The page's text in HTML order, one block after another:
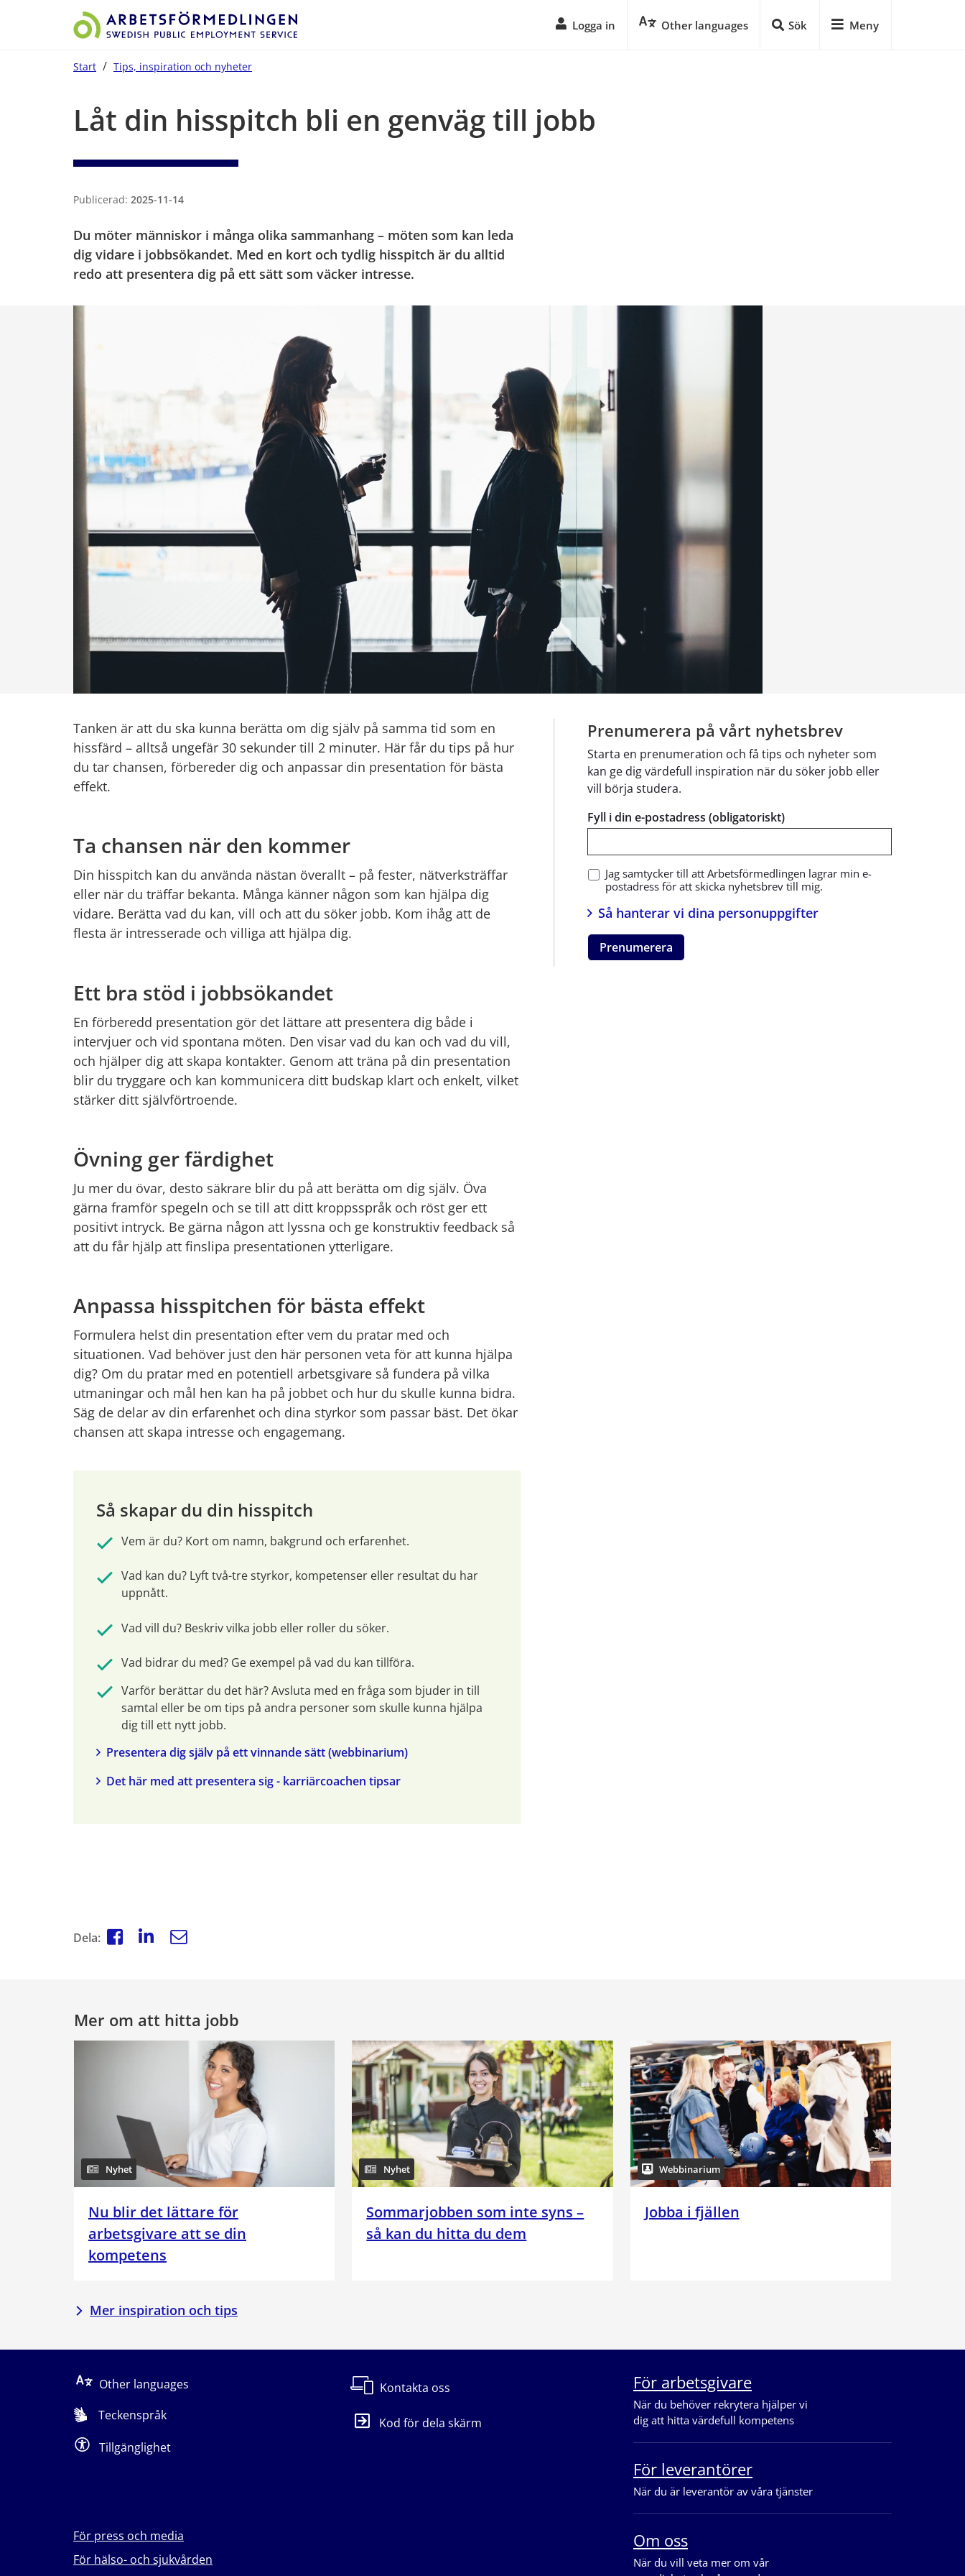
Logga in Other languages Sök Meny
Start / Tips, inspiration och nyheter
Låt din hisspitch bli en genväg till jobb
Publicerad: 2025-11-14
Du möter människor i många olika sammanhang – möten som kan leda
dig vidare i jobbsökandet. Med en kort och tydlig hisspitch är du alltid
redo att presentera dig på ett sätt som väcker intresse.
Tanken är att du ska kunna berätta om dig själv på samma tid som en
hissfärd – alltså ungefär 30 sekunder till 2 minuter. Här får du tips på hur
du tar chansen, förbereder dig och anpassar din presentation för bästa
effekt.
Ta chansen när den kommer
Din hisspitch kan du använda nästan överallt – på fester, nätverksträffar
eller när du träffar bekanta. Många känner någon som kan hjälpa dig
vidare. Berätta vad du kan, vill och att du söker jobb. Kom ihåg att de
flesta är intresserade och villiga att hjälpa dig.
Ett bra stöd i jobbsökandet
En förberedd presentation gör det lättare att presentera dig både i
intervjuer och vid spontana möten. Den visar vad du kan och vad du vill,
och hjälper dig att skapa kontakter. Genom att träna på din presentation
blir du tryggare och kan kommunicera ditt budskap klart och enkelt, vilket
stärker ditt självförtroende.
Övning ger färdighet
Ju mer du övar, desto säkrare blir du på att berätta om dig själv. Öva
gärna framför spegeln och se till att ditt kroppsspråk och röst ger ett
positivt intryck. Be gärna någon att lyssna och ge konstruktiv feedback så
att du får hjälp att finslipa presentationen ytterligare.
Anpassa hisspitchen för bästa effekt
Formulera helst din presentation efter vem du pratar med och
situationen. Vad behöver just den här personen veta för att kunna hjälpa
dig? Om du pratar med en potentiell arbetsgivare så fundera på vilka
utmaningar och mål hen kan ha på jobbet och hur du skulle kunna bidra.
Säg de delar av din erfarenhet och dina styrkor som passar bäst. Det ökar
chansen att skapa intresse och engagemang.
Så skapar du din hisspitch
Vem är du? Kort om namn, bakgrund och erfarenhet.
Vad kan du? Lyft två-tre styrkor, kompetenser eller resultat du har
uppnått.
Vad vill du? Beskriv vilka jobb eller roller du söker.
Vad bidrar du med? Ge exempel på vad du kan tillföra.
Varför berättar du det här? Avsluta med en fråga som bjuder in till
samtal eller be om tips på andra personer som skulle kunna hjälpa
dig till ett nytt jobb.
Presentera dig själv på ett vinnande sätt (webbinarium)
Det här med att presentera sig - karriärcoachen tipsar
Prenumerera på vårt nyhetsbrev
Starta en prenumeration och få tips och nyheter som
kan ge dig värdefull inspiration när du söker jobb eller
vill börja studera.
Fyll i din e-postadress (obligatoriskt)
Jag samtycker till att Arbetsförmedlingen lagrar min e-
postadress för att skicka nyhetsbrev till mig.
Så hanterar vi dina personuppgifter
Prenumerera
Dela:
Mer om att hitta jobb
Nyhet
Nu blir det lättare för
arbetsgivare att se din
kompetens
Nyhet
Sommarjobben som inte syns –
så kan du hitta du dem
Webbinarium
Jobba i fjällen
Mer inspiration och tips
Other languages
Teckenspråk
Tillgänglighet
Kontakta oss
Kod för dela skärm
För press och media
För hälso- och sjukvården
För arbetsgivare
När du behöver rekrytera hjälper vi
dig att hitta värdefull kompetens
För leverantörer
När du är leverantör av våra tjänster
Om oss
När du vill veta mer om vår